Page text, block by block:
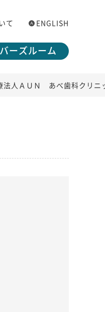
て ENGLISH
ーズルーム
法人ＡＵＮ あべ歯科クリニ